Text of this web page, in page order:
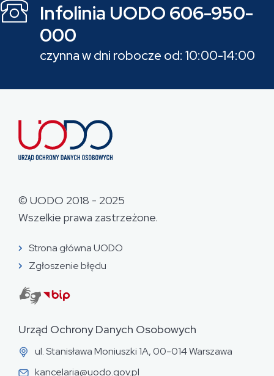
Infolinia UODO 606-950-
000
czynna w dni robocze od: 10:00-14:00
© UODO 2018 - 2025
Wszelkie prawa zastrzeżone.
Strona główna UODO
Zgłoszenie błędu
Urząd Ochrony Danych Osobowych
ul. Stanisława Moniuszki 1A, 00-014 Warszawa
kancelaria@uodo.gov.pl